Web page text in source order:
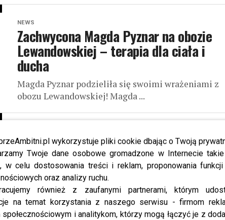
wykorzystuje pliki cookie dbając o Twoją
Twoje dane osobowe gromadzone w Internecie
w celu dostosowania treści i reklam, proponowania
oraz analizy ruchu.
również z zaufanymi partnerami, którym
na temat korzystania z naszego serwisu - firmom
społecznościowym i analitykom, którzy mogą łączyć je z
NEWS
Zachwycona Magda Pyznar na obozie
Lewandowskiej – terapia dla ciała i
ducha
Magda Pyznar podzieliła się swoimi wrażeniami z
obozu Lewandowskiej! Magda ...
Andrzejewicz, Wilk i Wójcik na gali
Mistera Polski 2020 – poznajcie
przystojnego zwycięzcę [zdjęcia]
Na uroczystej gali Mistera Polski 2020 bawiła się
plejada gwiazd! 7 czerwca ...